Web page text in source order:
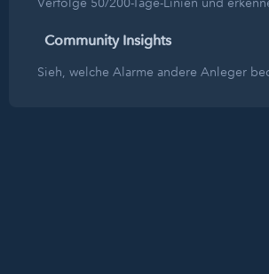
Verfolge 50/200-Tage-Linien und
Community Insights
Sieh, welche Alarme andere Anleger